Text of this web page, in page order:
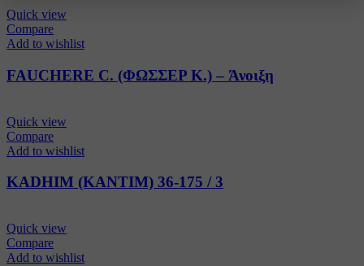
Quick view
Compare
Add to wishlist
FAUCHERE C. (ΦΩΣΣΕΡ K.) – Άνοιξη
Quick view
Compare
Add to wishlist
KADHIM (ΚΑΝΤΙΜ) 36-175 / 3
Quick view
Compare
Add to wishlist